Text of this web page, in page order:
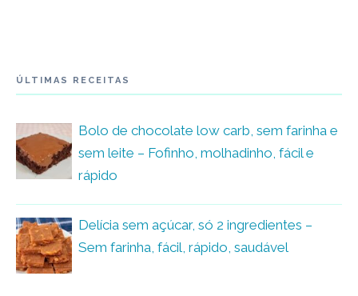
ÚLTIMAS RECEITAS
Bolo de chocolate low carb, sem farinha e
sem leite – Fofinho, molhadinho, fácil e
rápido
Delícia sem açúcar, só 2 ingredientes –
Sem farinha, fácil, rápido, saudável